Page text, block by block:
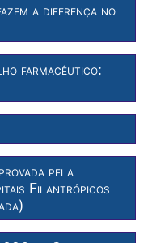
a diferença no
farmacêutico:
pela
Filantrópicos